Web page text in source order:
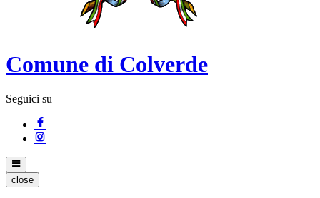
Comune di Colverde
Seguici su
close